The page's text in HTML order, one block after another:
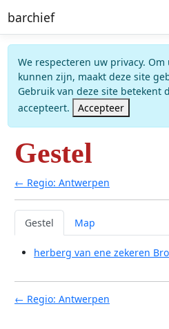
barchief
We respecteren uw privacy.
kunnen zijn, maakt deze site
Gebruik van deze site betekent
accepteert.
Accepteer
Gestel
← Regio: Antwerpen
Gestel Map
herberg van ene zekeren
← Regio: Antwerpen